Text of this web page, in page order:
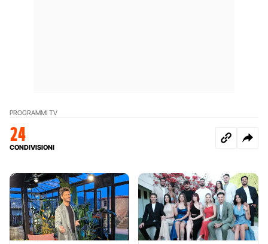
PROGRAMMI TV
24
CONDIVISIONI